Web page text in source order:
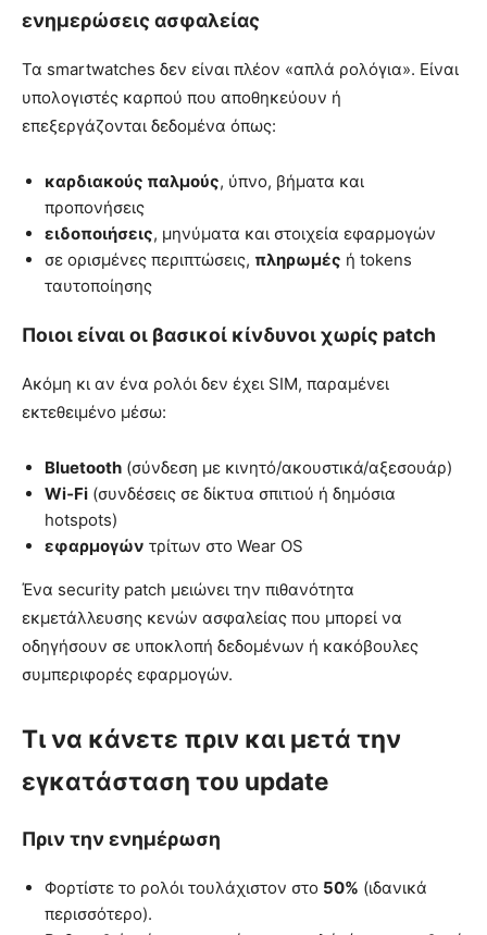
ενημερώσεις ασφαλείας
Τα smartwatches δεν είναι πλέον «απλά ρολόγια». Είναι
υπολογιστές καρπού που αποθηκεύουν ή
επεξεργάζονται δεδομένα όπως:
καρδιακούς παλμούς, ύπνο, βήματα και
προπονήσεις
ειδοποιήσεις, μηνύματα και στοιχεία εφαρμογών
σε ορισμένες περιπτώσεις, πληρωμές ή tokens
ταυτοποίησης
Ποιοι είναι οι βασικοί κίνδυνοι χωρίς patch
Ακόμη κι αν ένα ρολόι δεν έχει SIM, παραμένει
εκτεθειμένο μέσω:
Bluetooth (σύνδεση με κινητό/ακουστικά/αξεσουάρ)
Wi‑Fi (συνδέσεις σε δίκτυα σπιτιού ή δημόσια
hotspots)
εφαρμογών τρίτων στο Wear OS
Ένα security patch μειώνει την πιθανότητα
εκμετάλλευσης κενών ασφαλείας που μπορεί να
οδηγήσουν σε υποκλοπή δεδομένων ή κακόβουλες
συμπεριφορές εφαρμογών.
Τι να κάνετε πριν και μετά την
εγκατάσταση του update
Πριν την ενημέρωση
Φορτίστε το ρολόι τουλάχιστον στο 50% (ιδανικά
περισσότερο).